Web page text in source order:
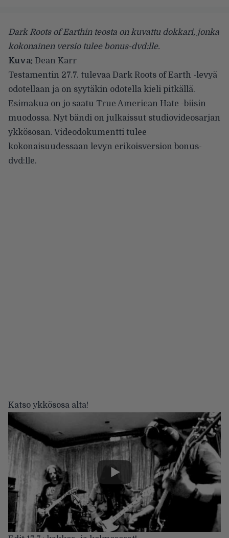
Dark Roots of Earthin teosta on kuvattu dokkari, jonka
kokonainen versio tulee bonus-dvd:lle.
Kuva: Dean Karr
Testamentin 27.7. tulevaa Dark Roots of Earth -levyä
odotellaan ja on syytäkin odotella kieli pitkällä.
Esimakua on jo saatu True American Hate -biisin
muodossa. Nyt bändi on julkaissut studiovideosarjan
ykkösosan. Videodokumentti tulee
kokonaisuudessaan levyn erikoisversion bonus-
dvd:lle.
Katso ykkösosa alta!